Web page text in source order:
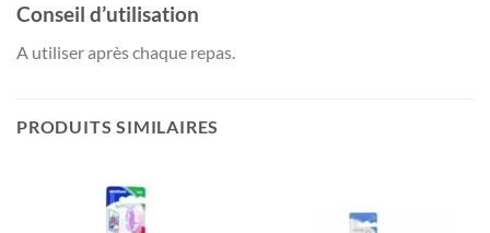
Conseil d’utilisation
A utiliser après chaque repas.
PRODUITS SIMILAIRES